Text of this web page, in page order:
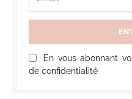
En vous abonnant
de confidentialité